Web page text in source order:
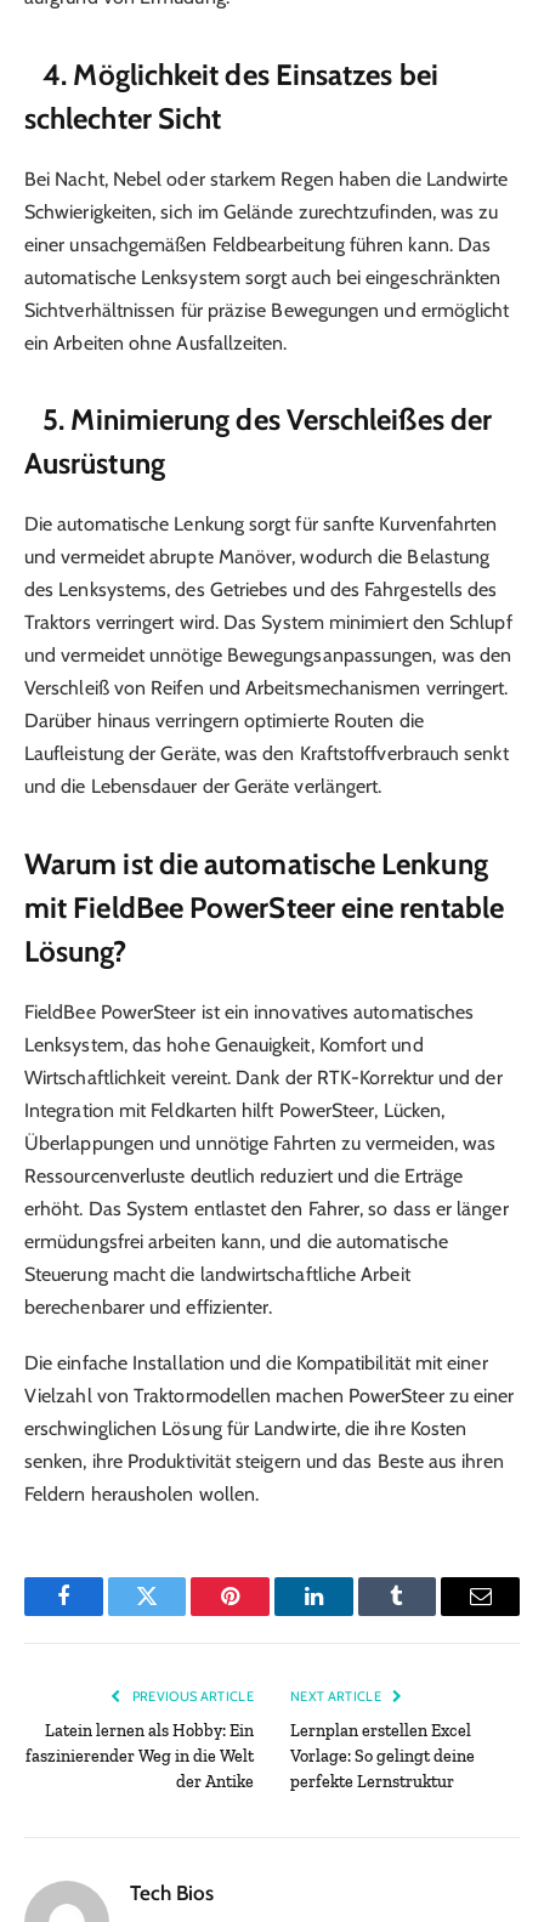
4. Möglichkeit des Einsatzes bei
schlechter Sicht
Bei Nacht, Nebel oder starkem Regen haben die Landwirte
Schwierigkeiten, sich im Gelände zurechtzufinden, was zu
einer unsachgemäßen Feldbearbeitung führen kann. Das
automatische Lenksystem sorgt auch bei eingeschränkten
Sichtverhältnissen für präzise Bewegungen und ermöglicht
ein Arbeiten ohne Ausfallzeiten.
5. Minimierung des Verschleißes der
Ausrüstung
Die automatische Lenkung sorgt für sanfte Kurvenfahrten
und vermeidet abrupte Manöver, wodurch die Belastung
des Lenksystems, des Getriebes und des Fahrgestells des
Traktors verringert wird. Das System minimiert den Schlupf
und vermeidet unnötige Bewegungsanpassungen, was den
Verschleiß von Reifen und Arbeitsmechanismen verringert.
Darüber hinaus verringern optimierte Routen die
Laufleistung der Geräte, was den Kraftstoffverbrauch senkt
und die Lebensdauer der Geräte verlängert.
Warum ist die automatische Lenkung
mit FieldBee PowerSteer eine rentable
Lösung?
FieldBee PowerSteer ist ein innovatives automatisches
Lenksystem, das hohe Genauigkeit, Komfort und
Wirtschaftlichkeit vereint. Dank der RTK-Korrektur und der
Integration mit Feldkarten hilft PowerSteer, Lücken,
Überlappungen und unnötige Fahrten zu vermeiden, was
Ressourcenverluste deutlich reduziert und die Erträge
erhöht. Das System entlastet den Fahrer, so dass er länger
ermüdungsfrei arbeiten kann, und die automatische
Steuerung macht die landwirtschaftliche Arbeit
berechenbarer und effizienter.
Die einfache Installation und die Kompatibilität mit einer
Vielzahl von Traktormodellen machen PowerSteer zu einer
erschwinglichen Lösung für Landwirte, die ihre Kosten
senken, ihre Produktivität steigern und das Beste aus ihren
Feldern herausholen wollen.
FacebookTwitter Pinterest LinkedInTumblr Email
PREVIOUS ARTICLE
Latein lernen als Hobby: Ein
faszinierender Weg in die Welt
der Antike
NEXT ARTICLE
Lernplan erstellen Excel
Vorlage: So gelingt deine
perfekte Lernstruktur
Tech Bios